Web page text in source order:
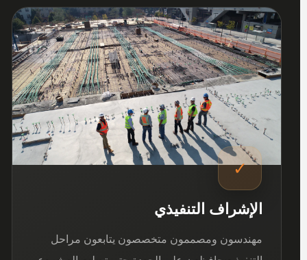
03
✓
الإشراف التنفيذي
مهندسون ومصممون متخصصون يتابعون مراحل